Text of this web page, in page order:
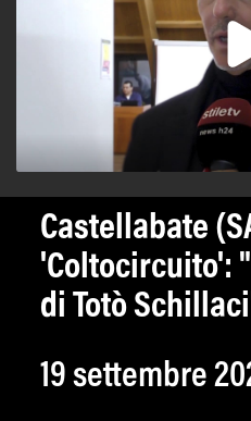
Castellabate
'Coltocircuito':
di Totò
19 settembre